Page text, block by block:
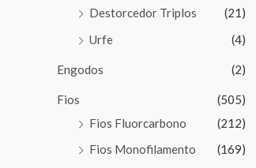
Destorcedor Triplos
(21)
Urfe
(4)
Engodos (2)
Fios
(505)
Fios Fluorcarbono
(212)
Fios Monofilamento
(169)